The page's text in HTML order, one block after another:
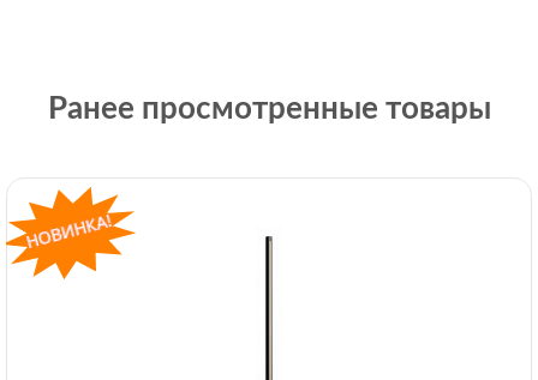
Ранее просмотренные товары